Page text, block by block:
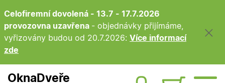
Celofiremní dovolená - 13.7 - 17.7.2026
provozovna uzavřena - objednávky přijímáme,
vyřizovány budou od 20.7.2026: Více informací
zde
OknaDveře